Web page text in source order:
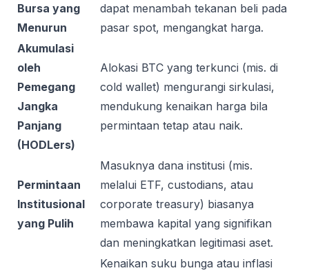
Bursa yang
Menurun
dapat menambah tekanan beli pada
pasar spot, mengangkat harga.
Akumulasi
oleh
Pemegang
Jangka
Panjang
(HODLers)
Alokasi BTC yang terkunci (mis. di
cold wallet) mengurangi sirkulasi,
mendukung kenaikan harga bila
permintaan tetap atau naik.
Permintaan
Institusional
yang Pulih
Masuknya dana institusi (mis.
melalui ETF, custodians, atau
corporate treasury) biasanya
membawa kapital yang signifikan
dan meningkatkan legitimasi aset.
Kenaikan suku bunga atau inflasi